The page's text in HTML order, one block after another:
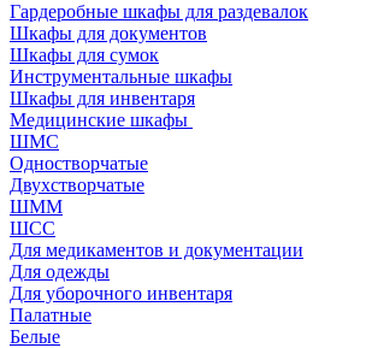
Гардеробные шкафы для раздевалок
Шкафы для документов
Шкафы для сумок
Инструментальные шкафы
Шкафы для инвентаря
Медицинские шкафы
ШМС
Одностворчатые
Двухстворчатые
ШММ
ШСС
Для медикаментов и документации
Для одежды
Для уборочного инвентаря
Палатные
Белые